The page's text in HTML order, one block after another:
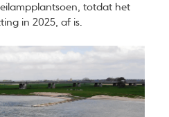
totdat het
in 2025, af is.